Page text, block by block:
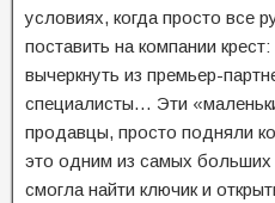
условиях, когда просто все
поставить на компании
вычеркнуть из премьер-
специалисты… Эти
продавцы, просто подняли
это одним из самых больших
смогла найти ключик и